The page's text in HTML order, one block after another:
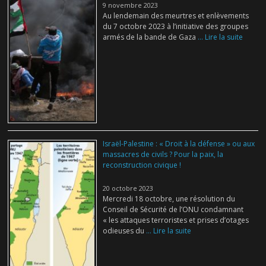
9 novembre 2023
Au lendemain des meurtres et enlèvements
du 7 octobre 2023 à l’initiative des groupes
armés de la bande de Gaza ... Lire la suite
Israël-Palestine : « Droit à la défense » ou aux
massacres de civils ? Pour la paix, la
reconstruction civique !
20 octobre 2023
Mercredi 18 octobre, une résolution du
Conseil de Sécurité de l’ONU condamnant
« les attaques terroristes et prises d’otages
odieuses du ... Lire la suite